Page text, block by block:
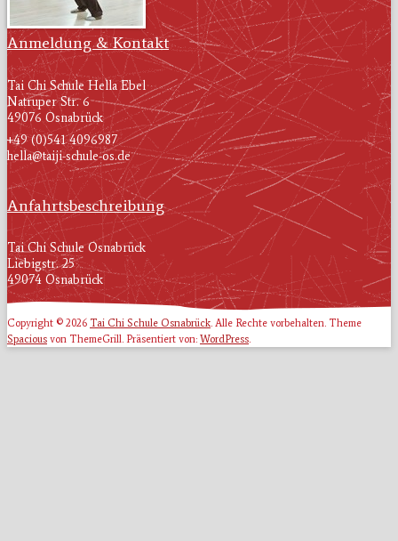
Anmeldung & Kontakt
Tai Chi Schule Hella Ebel
Natruper Str. 6
49076 Osnabrück
+49 (0)541 4096987
hella@taiji-schule-os.de
Anfahrtsbeschreibung
Tai Chi Schule Osnabrück
Liebigstr. 25
49074 Osnabrück
Copyright © 2026 Tai Chi Schule Osnabrück. Alle Rechte vorbehalten. Theme
Spacious von ThemeGrill. Präsentiert von: WordPress.